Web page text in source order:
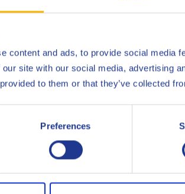
content and ads, to provide social media
site with our social media, advertising
to them or that they’ve collected
Preferences
и качество. Поэтому мы создали
инновационных смазочных
применении продукции и контроле
и защиты окружающей среды.
Многие добавки и присадки,
нам предлагать
выше среднего.